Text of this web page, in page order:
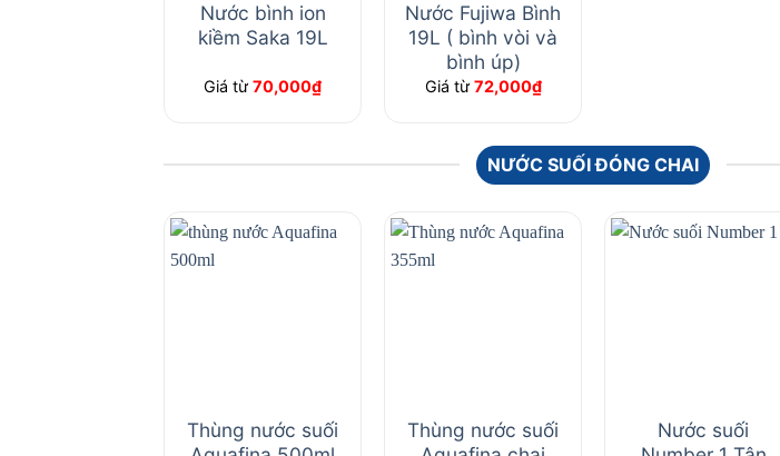
Nước bình ion
kiềm Saka 19L
Giá từ70,000₫
Nước Fujiwa Bình
19L ( bình vòi và
bình úp)
Giá từ 72,000₫
NƯỚC SUỐI ĐÓNG CHAI
Thùng nước suối
Thùng nước suối
Nước suối